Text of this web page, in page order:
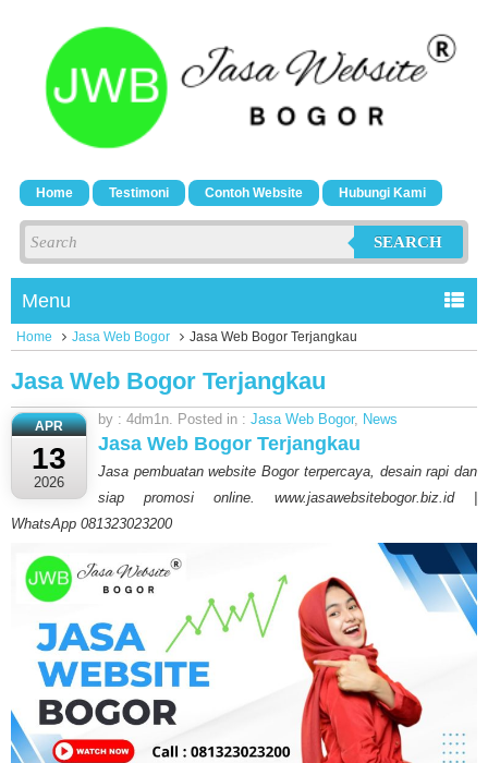
Home Testimoni Contoh Website Hubungi Kami
SEARCH
Menu
Home Jasa Web Bogor Jasa Web Bogor Terjangkau
Jasa Web Bogor Terjangkau
APR
13
2026
by : 4dm1n. Posted in : Jasa Web Bogor, News
Jasa Web Bogor Terjangkau
Jasa pembuatan website Bogor terpercaya, desain rapi dan
siap promosi online. www.jasawebsitebogor.biz.id |
WhatsApp 081323023200